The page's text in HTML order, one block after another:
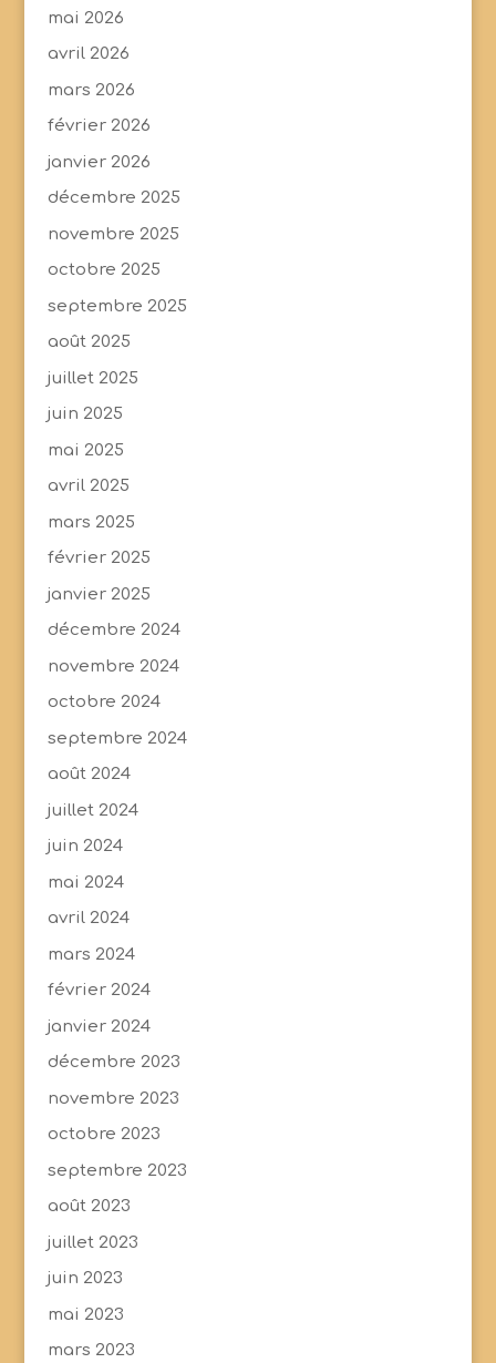
mai 2026
avril 2026
mars 2026
février 2026
janvier 2026
décembre 2025
novembre 2025
octobre 2025
septembre 2025
août 2025
juillet 2025
juin 2025
mai 2025
avril 2025
mars 2025
février 2025
janvier 2025
décembre 2024
novembre 2024
octobre 2024
septembre 2024
août 2024
juillet 2024
juin 2024
mai 2024
avril 2024
mars 2024
février 2024
janvier 2024
décembre 2023
novembre 2023
octobre 2023
septembre 2023
août 2023
juillet 2023
juin 2023
mai 2023
mars 2023